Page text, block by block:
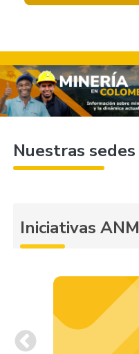
Nuestras sedes
Iniciativas ANM